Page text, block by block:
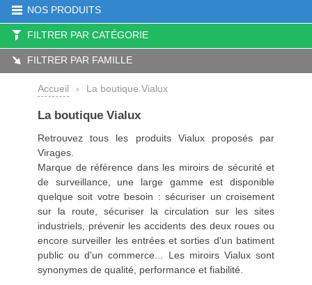
NOS PRODUITS
FILTRER PAR CATÉGORIE
FILTRER PAR FAMILLE
Accueil › La boutique Vialux
La boutique Vialux
Retrouvez tous les produits Vialux proposés par
Virages.
Marque de référence dans les miroirs de sécurité et
de surveillance, une large gamme est disponible
quelque soit votre besoin : sécuriser un croisement
sur la route, sécuriser la circulation sur les sites
industriels, prévenir les accidents des deux roues ou
encore surveiller les entrées et sorties d'un batiment
public ou d'un commerce... Les miroirs Vialux sont
synonymes de qualité, performance et fiabilité.